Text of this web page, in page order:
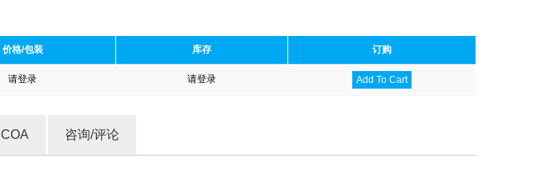
价格/包装 库存 订购
请登录 请登录 Add To Cart
COA 咨询/评论